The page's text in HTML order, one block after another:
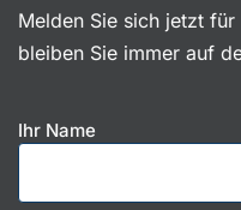
Melden Sie sich jetzt
bleiben Sie immer auf
Ihr Name